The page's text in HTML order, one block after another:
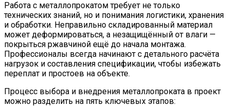
Работа с металлопрокатом требует не только
технических знаний, но и понимания логистики, хранения
и обработки. Неправильно складированный материал
может деформироваться, а незащищённый от влаги —
покрыться ржавчиной ещё до начала монтажа.
Профессионалы всегда начинают с детального расчёта
нагрузок и составления спецификации, чтобы избежать
переплат и простоев на объекте.
Процесс выбора и внедрения металлопроката в проект
можно разделить на пять ключевых этапов: